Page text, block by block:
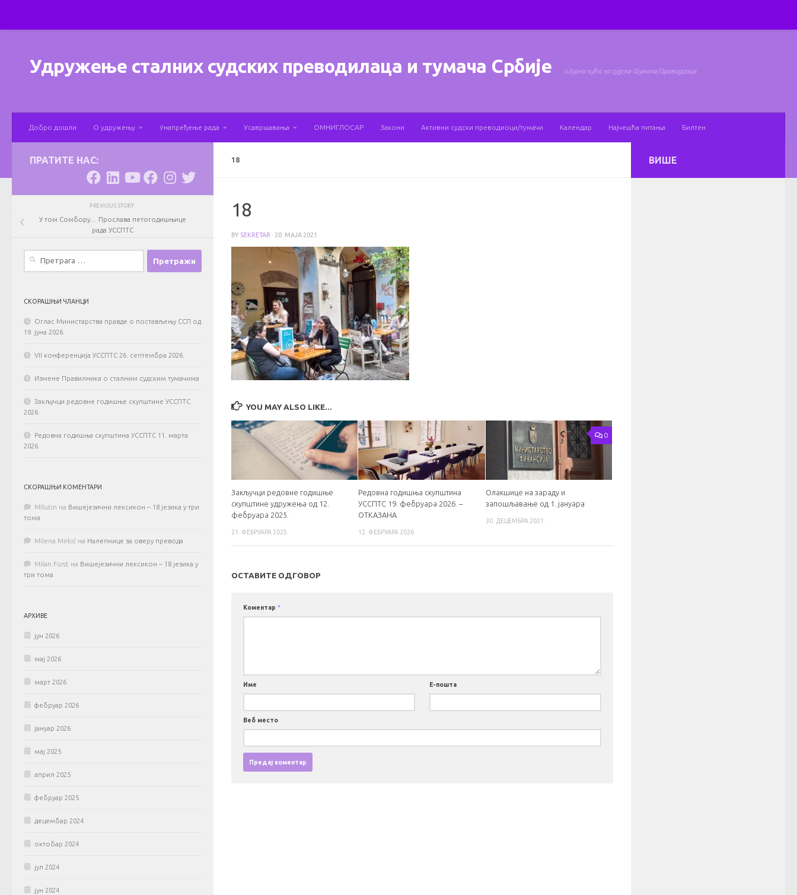
Удружење сталних судских преводилаца и тумача Србије сигурна кућа за судске тумаче/преводиоце
Добро дошли О удружењу Унапређење рада Усавршавања ОМНИГЛОСАР Закони Активни судски преводиоци/тумачи Календар Најчешћа питања Билтен
18
18
BY SEKRETAR · 20. МАЈА 2021.
YOU MAY ALSO LIKE...
Закључци редовне годишње
скупштине удружења од 12.
фебруара 2025.
21. ФЕБРУАРА 2025.
Редовна годишња скупштина
УССПТС 19. фебруара 2026. –
ОТКАЗАНА
12. ФЕБРУАРА 2026.
0
Олакшице на зараду и
запошљавање од 1. јануара
30. ДЕЦЕМБРА 2021.
ОСТАВИТЕ ОДГОВОР
Коментар *
Име Е-пошта
Веб место
ПРАТИТЕ НАС:
PREVIOUS STORY
У том Сомбору… Прослава петогодишњице
рада УССПТС
СКОРАШЊИ ЧЛАНЦИ
Оглас Министарства правде о постављењу ССП од
19. јуна 2026.
VII конференција УССПТС 26. септембра 2026.
Измене Правилника о сталним судским тумачима
Закључци редовне годишње скупштине УССПТС
2026.
Редовна годишња скупштина УССПТС 11. марта
2026.
СКОРАШЊИ КОМЕНТАРИ
MIlutin на Вишејезични лексикон – 18 језика у три
тома
Milena Mirkić на Налепнице за оверу превода
Milan Fürst на Вишејезични лексикон – 18 језика у
три тома
АРХИВЕ
јун 2026
мај 2026
март 2026
фебруар 2026
јануар 2026
мај 2025
април 2025
фебруар 2025
децембар 2024
октобар 2024
јул 2024
јун 2024
ВИШЕ